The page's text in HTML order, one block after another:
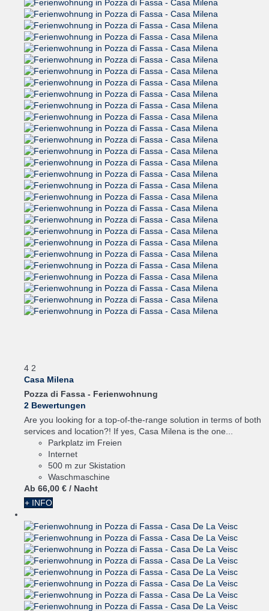
4 2
Casa Milena
Pozza di Fassa - Ferienwohnung
2 Bewertungen
Are you looking for a top-of-the-range solution in terms of both
services and location?! If yes, Casa Milena is the one...
Parkplatz im Freien
Internet
500 m zur Skistation
Waschmaschine
Ab 66,00 € / Nacht
+ INFO